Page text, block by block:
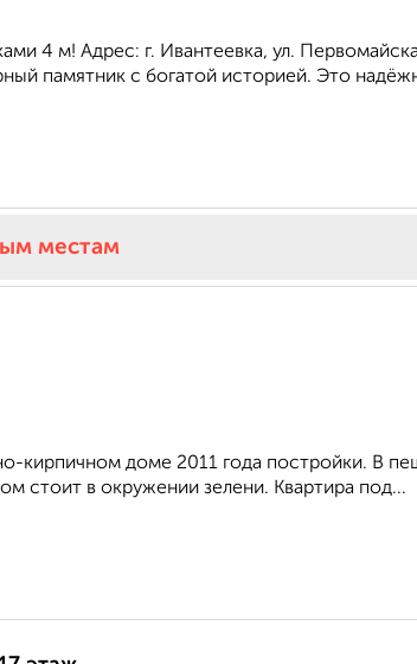
4 м! Адрес: г. Ивантеевка, ул.
памятник с богатой историей. Это
местам
кирпичном доме 2011 года постройки. В
стоит в окружении зелени. Квартира под...